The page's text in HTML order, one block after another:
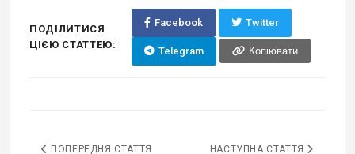
ПОДІЛИТИСЯ
ЦІЄЮ СТАТТЕЮ:
Facebook Twitter
Telegram Копіювати
ПОПЕРЕДНЯ СТАТТЯ НАСТУПНА СТАТТЯ